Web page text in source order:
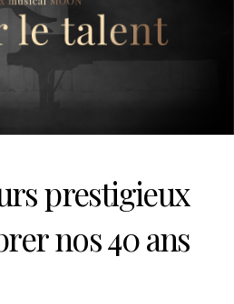
prestigieux
nos 40 ans